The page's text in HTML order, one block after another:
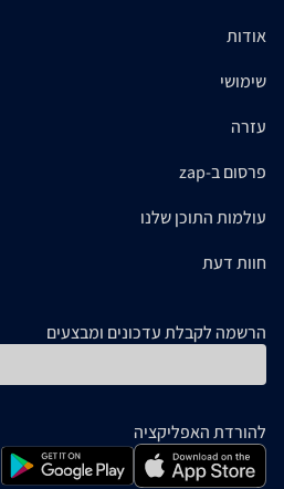
אודות
שימושי
עזרה
פרסום ב-zap
עולמות התוכן שלנו
חוות דעת
הרשמה לקבלת עדכונים ומבצעים
להורדת האפליקציה